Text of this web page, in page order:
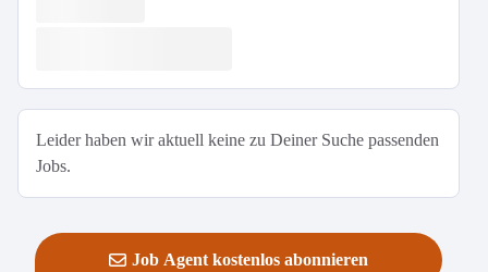
Leider haben wir aktuell keine zu Deiner Suche passenden
Jobs.
Job Agent kostenlos abonnieren